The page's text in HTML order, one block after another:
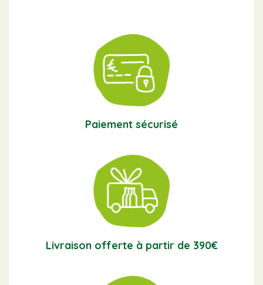
Paiement sécurisé
Livraison offerte à partir de 390€